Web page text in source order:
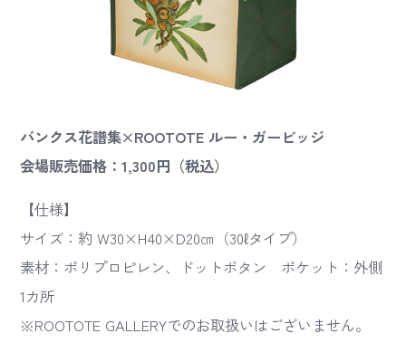
バンクス花譜集×ROOTOTE ルー・ガービッジ
会場販売価格：1,300円（税込）
【仕様】
サイズ：約 W30×H40×D20㎝（30ℓタイプ）
素材：ポリプロピレン、ドットボタン ポケット：外側
1カ所
※ROOTOTE GALLERYでのお取扱いはございません。